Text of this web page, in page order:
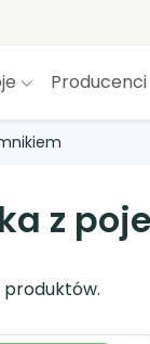
Producenci
z
produktów.